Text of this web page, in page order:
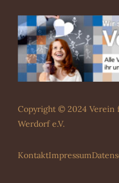
Copyright © 2024 Verein
Werdorf e.V.
KontaktImpressum